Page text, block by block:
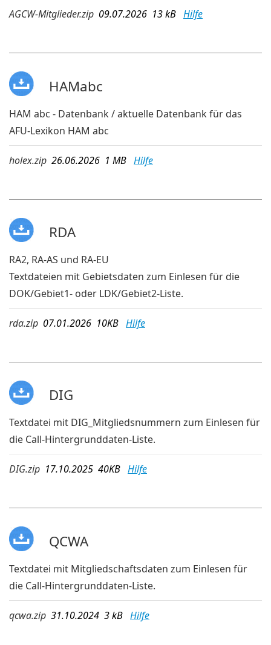
AGCW-Mitglieder.zip 09.07.2026 13 kB Hilfe
HAMabc
HAM abc - Datenbank / aktuelle Datenbank für das
AFU-Lexikon HAM abc
holex.zip 26.06.2026 1 MB Hilfe
RDA
RA2, RA-AS und RA-EU
Textdateien mit Gebietsdaten zum Einlesen für die
DOK/Gebiet1- oder LDK/Gebiet2-Liste.
rda.zip 07.01.2026 10KB Hilfe
DIG
Textdatei mit DIG_Mitgliedsnummern zum Einlesen für
die Call-Hintergrunddaten-Liste.
DIG.zip 17.10.2025 40KB Hilfe
QCWA
Textdatei mit Mitgliedschaftsdaten zum Einlesen für
die Call-Hintergrunddaten-Liste.
qcwa.zip 31.10.2024 3 kB Hilfe